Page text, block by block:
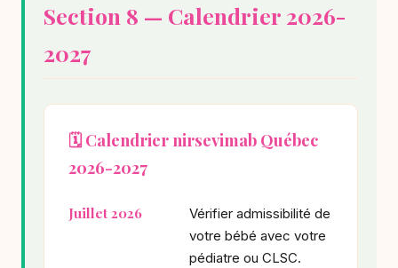
Section 8 — Calendrier 2026-
2027
🗓️ Calendrier nirsevimab Québec
2026-2027
Juillet 2026
Vérifier admissibilité de
votre bébé avec votre
pédiatre ou CLSC.